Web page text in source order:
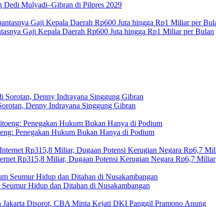
Dedi Mulyadi–Gibran di Pilpres 2029
Gaji Kepala Daerah Rp600 Juta hingga Rp1 Miliar per Bulan
Denny Indrayana Singgung Gibran
Penegakan Hukum Bukan Hanya di Podium
Rp315,8 Miliar, Dugaan Potensi Kerugian Negara Rp6,7 Miliar
Hidup dan Ditahan di Nusakambangan